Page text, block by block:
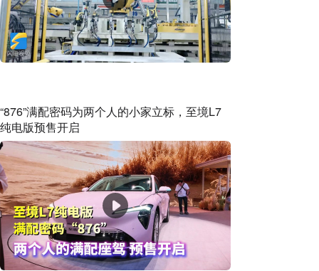
“876”满配密码为两个人的小家立标，至境L7
纯电版预售开启